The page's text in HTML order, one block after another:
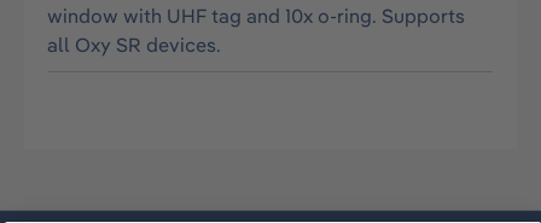
window with UHF tag and 10x o-ring. Supports
all Oxy SR devices.